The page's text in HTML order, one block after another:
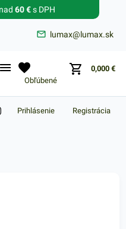
lumax@lumax.sk
60 €s DPH
Obľúbené
0,000 €
heslo?
Registrácia
Prihlásenie